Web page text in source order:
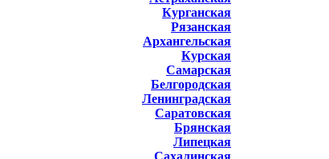
Курганская
Рязанская
Архангельская
Курская
Самарская
Белгородская
Ленинградская
Саратовская
Брянская
Липецкая
Сахалинская